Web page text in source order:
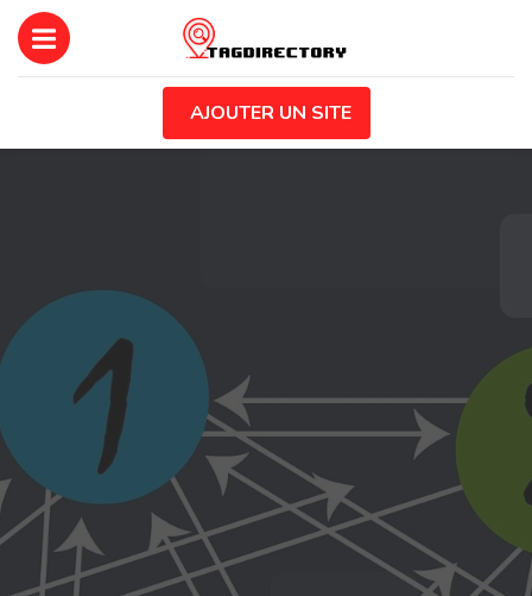
AJOUTER UN SITE